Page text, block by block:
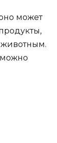
может
животным.
можно